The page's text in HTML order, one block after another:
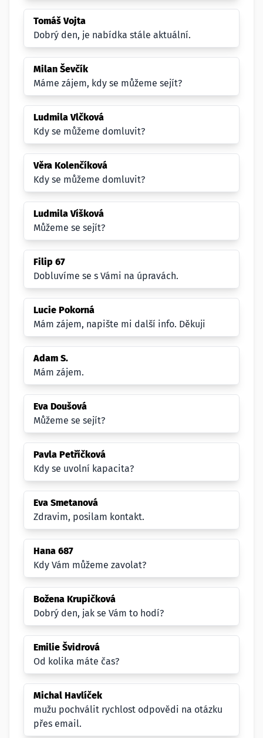
Tomáš Vojta
Dobrý den, je nabídka stále aktuální.
Milan Ševčík
Máme zájem, kdy se můžeme sejít?
Ludmila Vlčková
Kdy se můžeme domluvit?
Věra Kolenčíková
Kdy se můžeme domluvit?
Ludmila Víšková
Můžeme se sejít?
Filip 67
Dobluvíme se s Vámi na úpravách.
Lucie Pokorná
Mám zájem, napište mi další info. Děkuji
Adam S.
Mám zájem.
Eva Doušová
Můžeme se sejít?
Pavla Petříčková
Kdy se uvolní kapacita?
Eva Smetanová
Zdravim, posilam kontakt.
Hana 687
Kdy Vám můžeme zavolat?
Božena Krupičková
Dobrý den, jak se Vám to hodí?
Emilie Švidrová
Od kolika máte čas?
Michal Havlíček
mužu pochválit rychlost odpovědi na otázku
přes email.